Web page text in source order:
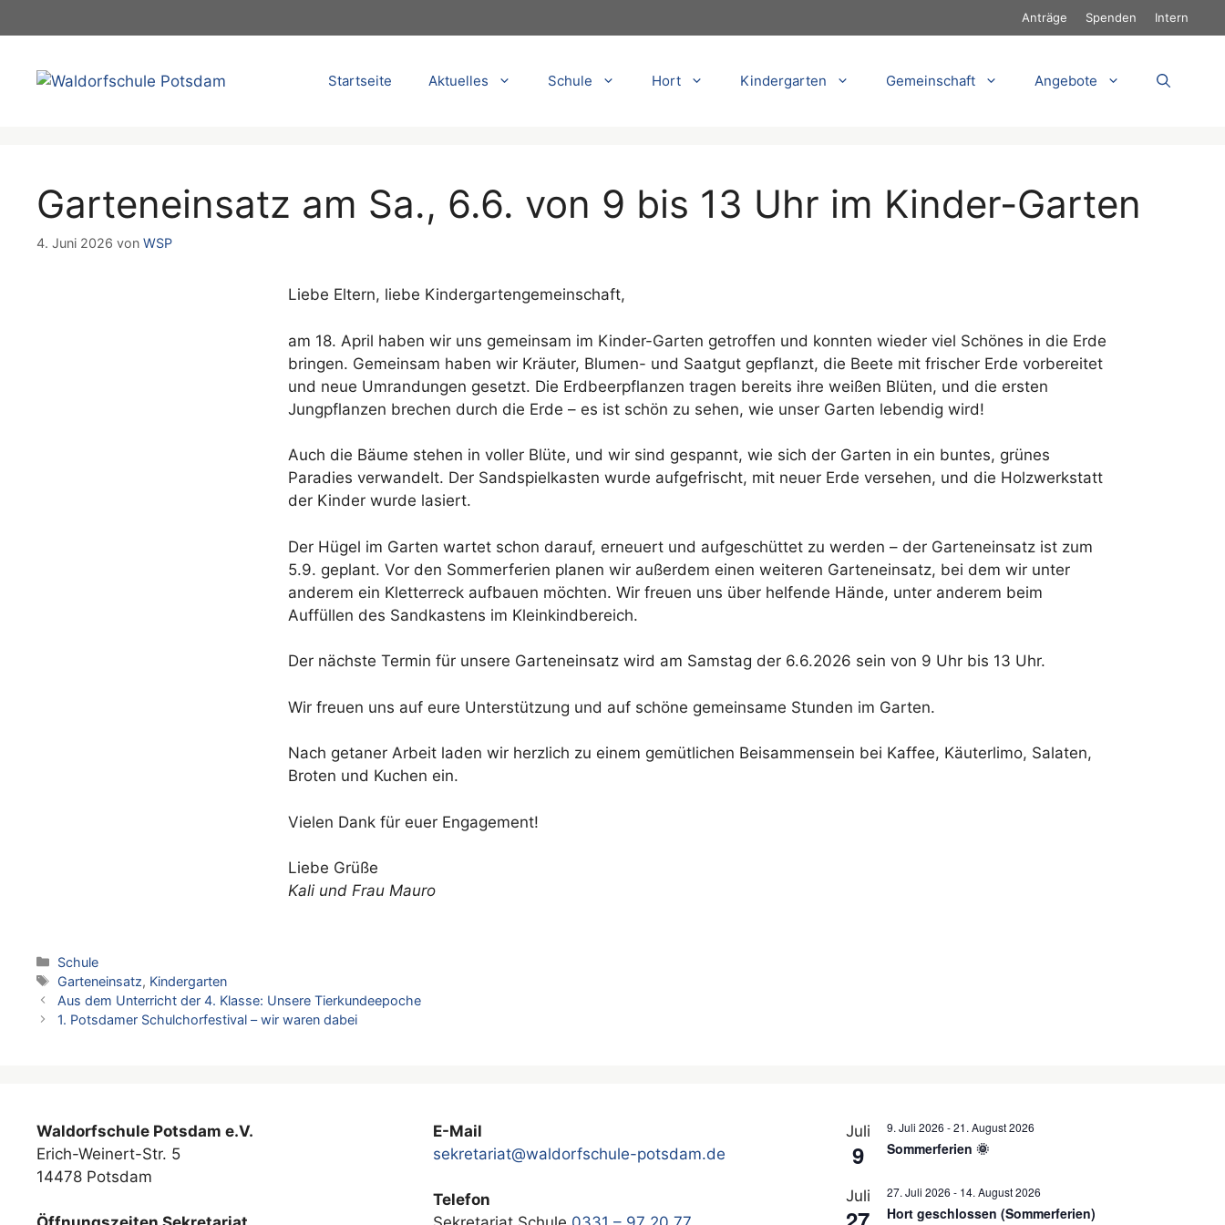
Inhalt
Anträge Spenden Intern
Startseite Aktuelles Schule Hort Kindergarten Gemeinschaft Angebote
Garteneinsatz am Sa., 6.6. von 9 bis 13 Uhr im Kinder-Garten
4. Juni 2026 von WSP
Liebe Eltern, liebe Kindergartengemeinschaft,
am 18. April haben wir uns gemeinsam im Kinder-Garten getroffen und konnten wieder viel Schönes in die Erde
bringen. Gemeinsam haben wir Kräuter, Blumen- und Saatgut gepflanzt, die Beete mit frischer Erde vorbereitet
und neue Umrandungen gesetzt. Die Erdbeerpflanzen tragen bereits ihre weißen Blüten, und die ersten
Jungpflanzen brechen durch die Erde – es ist schön zu sehen, wie unser Garten lebendig wird!
Auch die Bäume stehen in voller Blüte, und wir sind gespannt, wie sich der Garten in ein buntes, grünes
Paradies verwandelt. Der Sandspielkasten wurde aufgefrischt, mit neuer Erde versehen, und die Holzwerkstatt
der Kinder wurde lasiert.
Der Hügel im Garten wartet schon darauf, erneuert und aufgeschüttet zu werden – der Garteneinsatz ist zum
5.9. geplant. Vor den Sommerferien planen wir außerdem einen weiteren Garteneinsatz, bei dem wir unter
anderem ein Kletterreck aufbauen möchten. Wir freuen uns über helfende Hände, unter anderem beim
Auffüllen des Sandkastens im Kleinkindbereich.
Der nächste Termin für unsere Garteneinsatz wird am Samstag der 6.6.2026 sein von 9 Uhr bis 13 Uhr.
Wir freuen uns auf eure Unterstützung und auf schöne gemeinsame Stunden im Garten.
Nach getaner Arbeit laden wir herzlich zu einem gemütlichen Beisammensein bei Kaffee, Käuterlimo, Salaten,
Broten und Kuchen ein.
Vielen Dank für euer Engagement!
Liebe Grüße
Kali und Frau Mauro
Kategorien
Schule
Schlagwörter
Garteneinsatz, Kindergarten
Aus dem Unterricht der 4. Klasse: Unsere Tierkundeepoche
1. Potsdamer Schulchorfestival – wir waren dabei
Waldorfschule Potsdam e.V.
Erich-Weinert-Str. 5
14478 Potsdam
E-Mail
sekretariat@waldorfschule-potsdam.de
Telefon
Juli
9
9. Juli 2026 -21. August 2026
Sommerferien 🌞
Juli 27. Juli 2026 - 14. August 2026
Hort geschlossen (Sommerferien)